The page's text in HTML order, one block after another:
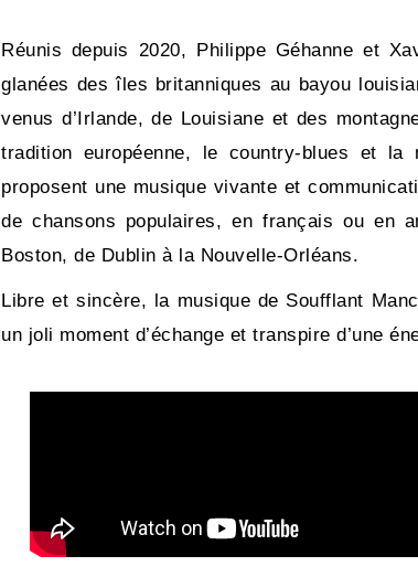
Réunis depuis 2020, Philippe Géhanne et
glanées des îles britanniques au bayou
venus d’Irlande, de Louisiane et des
tradition européenne, le country-blues et
proposent une musique vivante et
de chansons populaires, en français ou en
Boston, de Dublin à la Nouvelle-Orléans.
Libre et sincère, la musique de Soufflant
un joli moment d’échange et transpire d’une